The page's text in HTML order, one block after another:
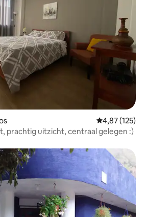
Gemiddelde
4,87 (125)
prachtig uitzicht, centraal gelegen :)